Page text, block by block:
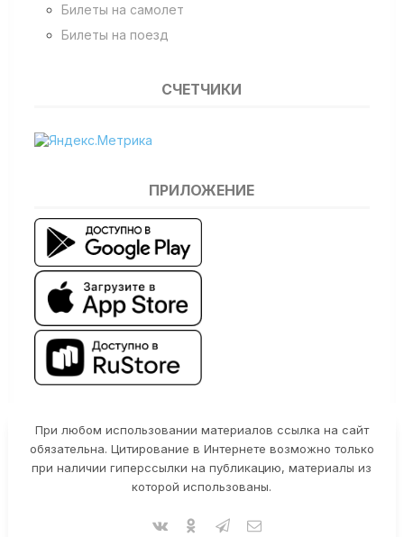
Билеты на самолет
Билеты на поезд
СЧЕТЧИКИ
ПРИЛОЖЕНИЕ
При любом использовании материалов ссылка на сайт
обязательна. Цитирование в Интернете возможно только
при наличии гиперссылки на публикацию, материалы из
которой использованы.